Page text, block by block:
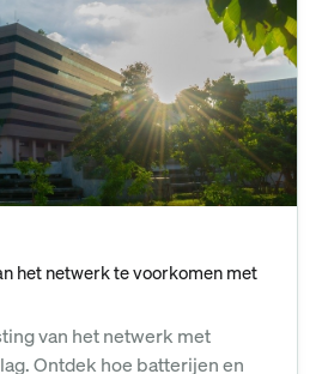
het netwerk te voorkomen met
van het netwerk met
Ontdek hoe batterijen en